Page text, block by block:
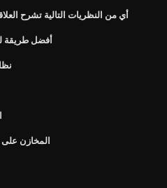
أي من النظريات التالية تشرح
أفضل طريقة
المخازن على